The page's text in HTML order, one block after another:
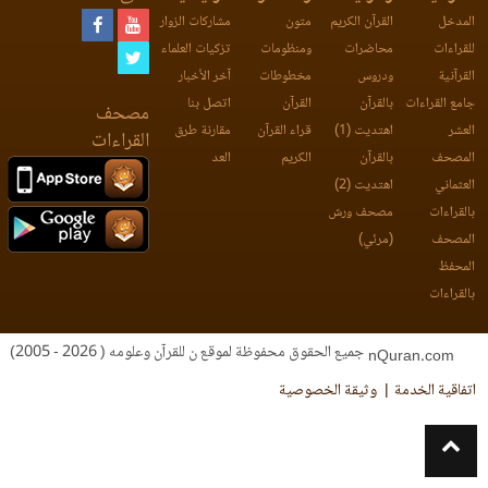
المدخل
للقراءات
القرآنية
جامع القراءات
العشر
المصحف
العثماني
بالقراءات
المصحف
المحفظ
بالقراءات
القرآن الكريم
محاضرات
ودروس
بالقرآن
اهتديت (1)
بالقرآن
اهتديت (2)
مصحف ورش
(مرئي)
متون
ومنظومات
مخطوطات
القرآن
قراء القرآن
الكريم
مشاركات الزوار
تزكيات العلماء
آخر الأخبار
اتصل بنا
مقارنة طرق
العد
مصحف
القراءات
جميع الحقوق محفوظة لموقع ن للقرآن وعلومه ( 2026 - 2005)
اتفاقية الخدمة
وثيقة الخصوصية